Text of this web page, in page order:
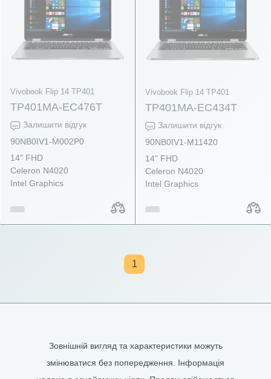
Vivobook Flip 14 TP401
TP401MA-EC476T
Залишити відгук
90NB0IV1-M002P0
14" FHD
Celeron N4020
Intel Graphics
Vivobook Flip 14 TP401
TP401MA-EC434T
Залишити відгук
90NB0IV1-M11420
14" FHD
Celeron N4020
Intel Graphics
1
Зовнішній вигляд та характеристики можуть
змінюватися без попередження. Інформація